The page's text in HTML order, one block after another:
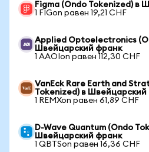
Figma (Ondo Tokenized) в
1 FIGon равен 19,21 CHF
Applied Optoelectronics
Швейцарский франк
1 AAOIon равен 112,30 CHF
VanEck Rare Earth and
Tokenized) в Швейцарский
1 REMXon равен 61,89 CHF
D-Wave Quantum (Ondo
Швейцарский франк
1 QBTSon равен 16,36 CHF